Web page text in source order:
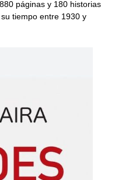
páginas y 180 historias
tiempo entre 1930 y